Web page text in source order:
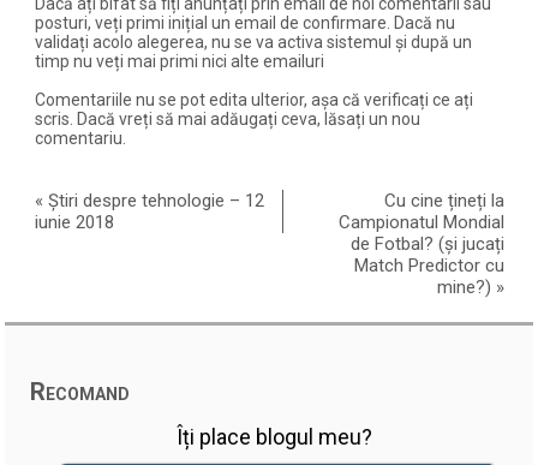
posturi, veți primi inițial un email de confirmare. Dacă nu
validați acolo alegerea, nu se va activa sistemul și după un
timp nu veți mai primi nici alte emailuri
Comentariile nu se pot edita ulterior, așa că verificați ce ați
scris. Dacă vreți să mai adăugați ceva, lăsați un nou
comentariu.
«Știri despre tehnologie – 12
iunie 2018
Cu cine țineți la
Campionatul Mondial
de Fotbal? (și jucați
Match Predictor cu
mine?) »
Recomand
Îți place blogul meu?